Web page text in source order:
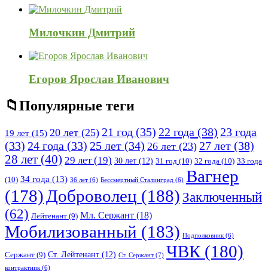
Милочкин Дмитрий
Егоров Ярослав Иванович
Популярные теги
19 лет (15) 20 лет (25) 21 год (35) 22 года (38) 23 года
(33) 24 года (33) 25 лет (34) 26 лет (23) 27 лет (38)
28 лет (40) 29 лет(19) 30 лет (12) 31 год (10) 32 года (10) 33 года
(10) 34 года (13) 36 лет (6) Бессмертный Сталинград (6) Вагнер
(178)Доброволец (188) Заключенный
(62) Лейтенант (9) Мл. Сержант (18)
Мобилизованный (183) Подполковник(6)
Сержант (9) Ст. Лейтенант (12) Ст. Сержант (7) ЧВК(180)
контрактник(6)